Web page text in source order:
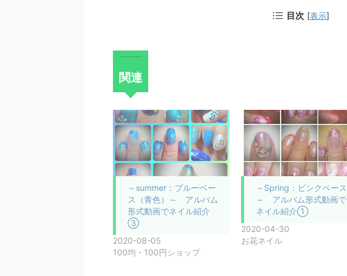
目次 [表示]
関連
～summer：ブルーベー
ス（青色）～ アルバム
形式動画でネイル紹介
③
2020-08-05
100均・100円ショップ
～Spring：ピンクベース
～ アルバム形式動画で
ネイル紹介①
2020-04-30
お花ネイル